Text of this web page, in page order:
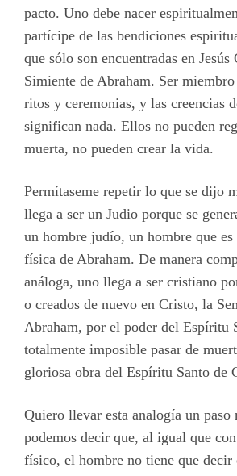
pacto. Uno debe nacer
partícipe de las bendiciones
que sólo son encuentradas en
Simiente de Abraham. Ser
ritos y ceremonias, y las creencias
significan nada. Ellos no pueden
muerta, no pueden crear la vida.
Permítaseme repetir lo que se dijo
llega a ser un Judio porque se
un hombre judío, un hombre que
física de Abraham. De manera
análoga, uno llega a ser cristiano
o creados de nuevo en Cristo, la
Abraham, por el poder del Espíritu
totalmente imposible pasar de
gloriosa obra del Espíritu Santo de
Quiero llevar esta analogía un paso
podemos decir que, al igual que
físico, el hombre no tiene que decir